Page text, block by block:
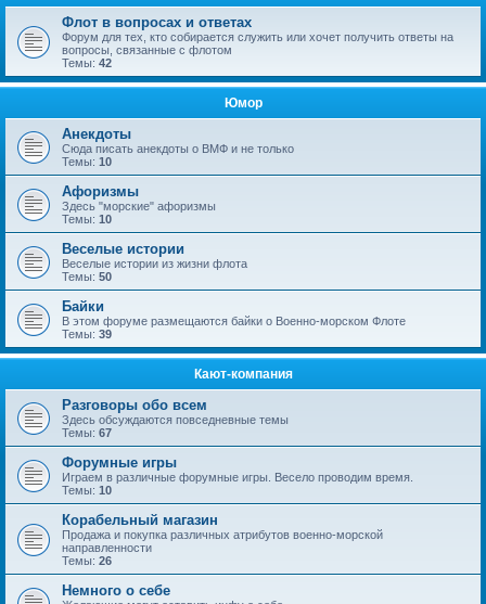
Флот в вопросах и ответах
Форум для тех, кто собирается служить или хочет получить ответы на
вопросы, связанные с флотом
Темы: 42
Юмор
Анекдоты
Сюда писать анекдоты о ВМФ и не только
Темы: 10
Афоризмы
Здесь "морские" афоризмы
Темы: 10
Веселые истории
Веселые истории из жизни флота
Темы: 50
Байки
В этом форуме размещаются байки о Военно-морском Флоте
Темы: 39
Кают-компания
Разговоры обо всем
Здесь обсуждаются повседневные темы
Темы: 67
Форумные игры
Играем в различные форумные игры. Весело проводим время.
Темы: 10
Корабельный магазин
Продажа и покупка различных атрибутов военно-морской
направленности
Темы: 26
Немного о себе